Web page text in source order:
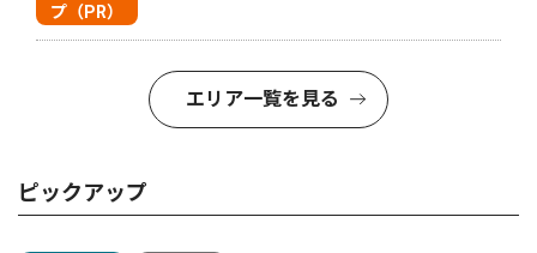
プ（PR）
エリア一覧を見る
ピックアップ